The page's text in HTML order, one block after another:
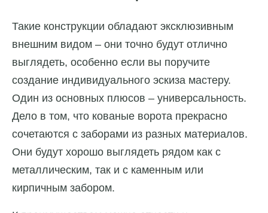
Такие конструкции обладают эксклюзивным
внешним видом – они точно будут отлично
выглядеть, особенно если вы поручите
создание индивидуального эскиза мастеру.
Один из основных плюсов – универсальность.
Дело в том, что кованые ворота прекрасно
сочетаются с заборами из разных материалов.
Они будут хорошо выглядеть рядом как с
металлическим, так и с каменным или
кирпичным забором.